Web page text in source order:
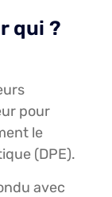
qui ?
pour
le
(DPE).
avec